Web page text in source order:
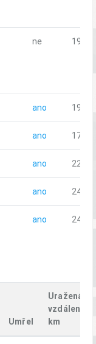
ne 19.58
ano 19.51
ano 17.20
ano 22.32
ano 24.13
ano 24.13
Umřel
Uražená
km